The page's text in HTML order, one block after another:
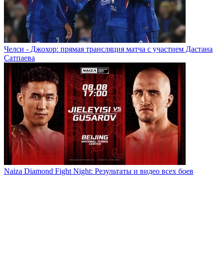
Челси - Джохор: прямая трансляция матча с участием Дастана
Сатпаева
Naiza Diamond Fight Night: Результаты и видео всех боев